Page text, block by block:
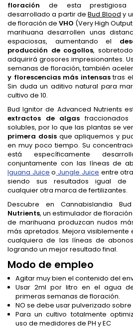
floración de esta prestigiosa
desarrollado a partir deBud Blood y
de floración de VHO (Very High
marihuana desarrollen unas
espaciosas, aumentando el
producción de cogollos,
adquirirá grosores impresionantes.
semanas de floración, también
y florescencias más intensastras
Sin duda un aditivo natural para
cultivo de 10.
Bud Ignitor de Advanced Nutrients
extractos de algas
solubles, por lo que las plantas se
primera dosisque apliquemos y
en muy poco tiempo. Su
está específicamente
conjuntamente con las líneas de
Iguana Juice o Jungle Juice entre
siendo sus resultados igual de
cualquier otra marca de fertilizantes.
Descubre en Cannabislandia
Nutrients, un estimulador de
de marihuana produzcan nudos
más apretados. Mejora visiblemente
cualquiera de las líneas de
logrando un mejor resultado final.
Modo de empleo
Agitar muy bien el contenido del
Usar 2ml por litro en el agua
primeras semanas de floración.
NO se debe usar pulverizado sobre
Para un cultivo totalmente
uso de medidores de PH y EC